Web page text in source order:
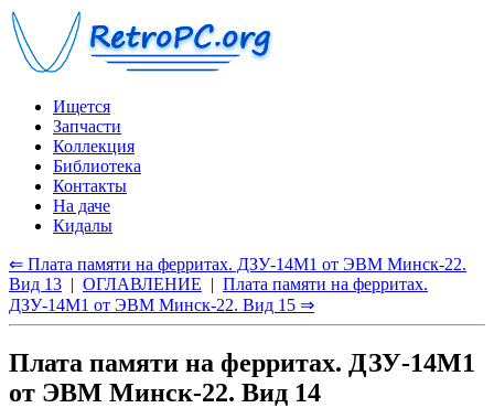
Ищется
Запчасти
Коллекция
Библиотека
Контакты
На даче
Кидалы
⇐ Плата памяти на ферритах. ДЗУ-14М1 от ЭВМ Минск-22.
Вид 13 | ОГЛАВЛЕНИЕ | Плата памяти на ферритах.
ДЗУ-14М1 от ЭВМ Минск-22. Вид 15 ⇒
Плата памяти на ферритах. ДЗУ-14М1
от ЭВМ Минск-22. Вид 14